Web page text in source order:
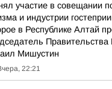
участие в совещании
и индустрии
в Республике Алтай
Правительства
Мишустин
22:21